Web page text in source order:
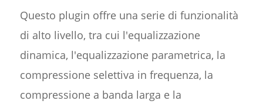
Questo plugin offre una serie di funzionalità
di alto livello, tra cui l'equalizzazione
dinamica, l'equalizzazione parametrica, la
compressione selettiva in frequenza, la
compressione a banda larga e la